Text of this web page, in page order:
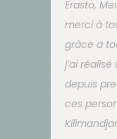
Erasto,
merci à
grâce a
j’ai
depuis
ces